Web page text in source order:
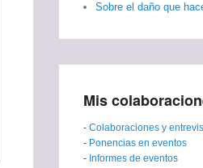
Sobre el daño que
Mis
- Colaboraciones y
- Ponencias en eventos
- Informes de eventos